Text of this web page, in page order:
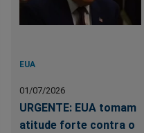
EUA
01/07/2026
URGENTE: EUA tomam
atitude forte contra o